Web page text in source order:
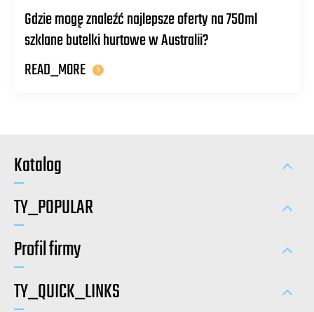
Gdzie mogę znaleźć najlepsze oferty na 750ml
szklane butelki hurtowe w Australii?
READ_MORE
Katalog
TY_POPULAR
Profil firmy
TY_QUICK_LINKS